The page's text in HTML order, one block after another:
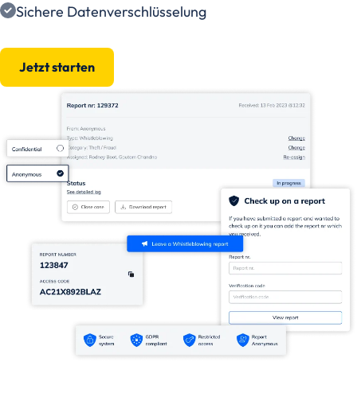
Sichere Datenverschlüsselung
Jetzt starten